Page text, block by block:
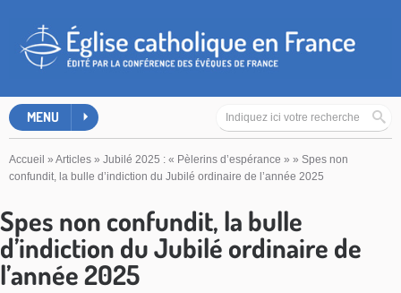
MENU
Accueil » Articles » Jubilé 2025 : « Pèlerins d’espérance » » Spes non
confundit, la bulle d’indiction du Jubilé ordinaire de l’année 2025
Spes non confundit, la bulle
d’indiction du Jubilé ordinaire de
l’année 2025